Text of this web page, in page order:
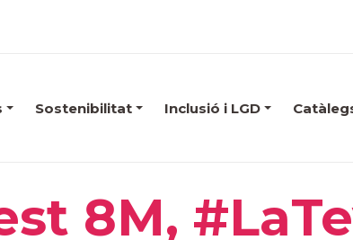
Sostenibilitat Inclusió i LGD
8M,